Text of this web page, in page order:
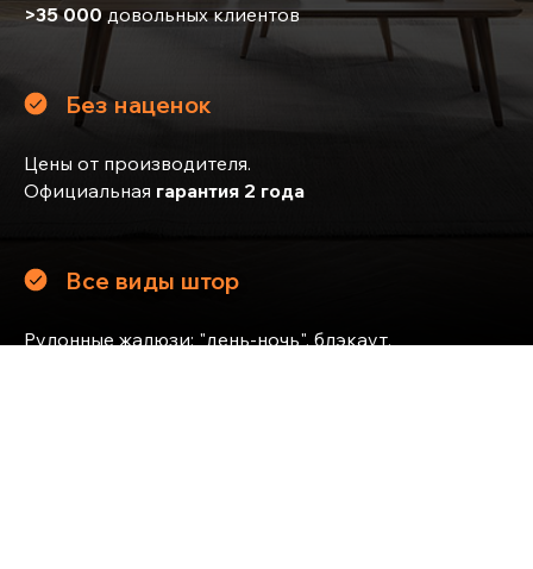
>35 000довольных клиентов
Без наценок
Цены от производителя.
Официальная гарантия 2 года
Все виды штор
Рулонные жалюзи: "день-ночь", блэкаут,